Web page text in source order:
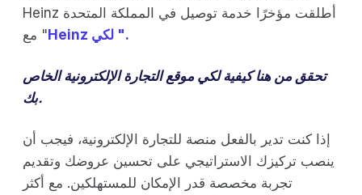
Heinz أطلقت مؤخرًا خدمة توصيل في المملكة المتحدة
مع "
Heinz لكي ".
تحقق من هناكيفية لكي موقع التجارة الإلكترونية الخاص
بك.
إذا كنت تدير بالفعل منصة للتجارة الإلكترونية، فيجب أن
ينصب تركيزك الاستراتيجي على تحسين عروضك وتقديم
تجربة مخصصة قدر الإمكان للمستهلكين. مع أكثر